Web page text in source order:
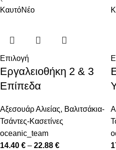
ΚαυτόΝέο
Επιλογή
Εργαλειοθήκη 2 & 3
Επίπεδα
Αξεσουάρ Αλιείας, Βαλιτσάκια-
Τσάντες-Κασετίνες
oceanic_team
14.40 € – 22.88 €